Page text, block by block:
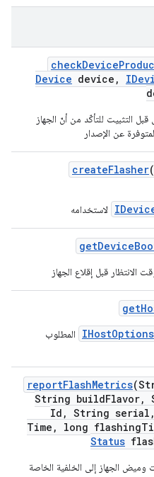
checkDevice
Device device ,
التثبيت للتأكّد من أنّ الجهاز
عن الإصدار
createFlasher(
لاستخدامه
getDevice
قبل إقلاع الجهاز
get
IHostOptions
المطلوب
reportFlashMetrics
String buildFlavor,
Id , String serial ,
Time , long flashing
Status
وميض الجهاز إلى الخلفية الخاصة